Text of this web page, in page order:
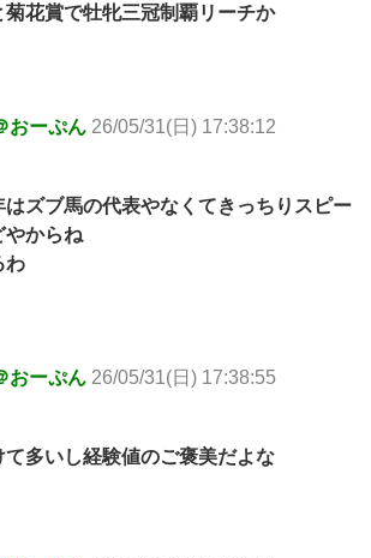
菊花賞で牡牝三冠制覇リーチか
おーぷん 26/05/31(日) 17:38:12
はズブ馬の代表やなくてきっちりスピー
やからね
わ
おーぷん 26/05/31(日) 17:38:55
多いし経験値のご褒美だよな